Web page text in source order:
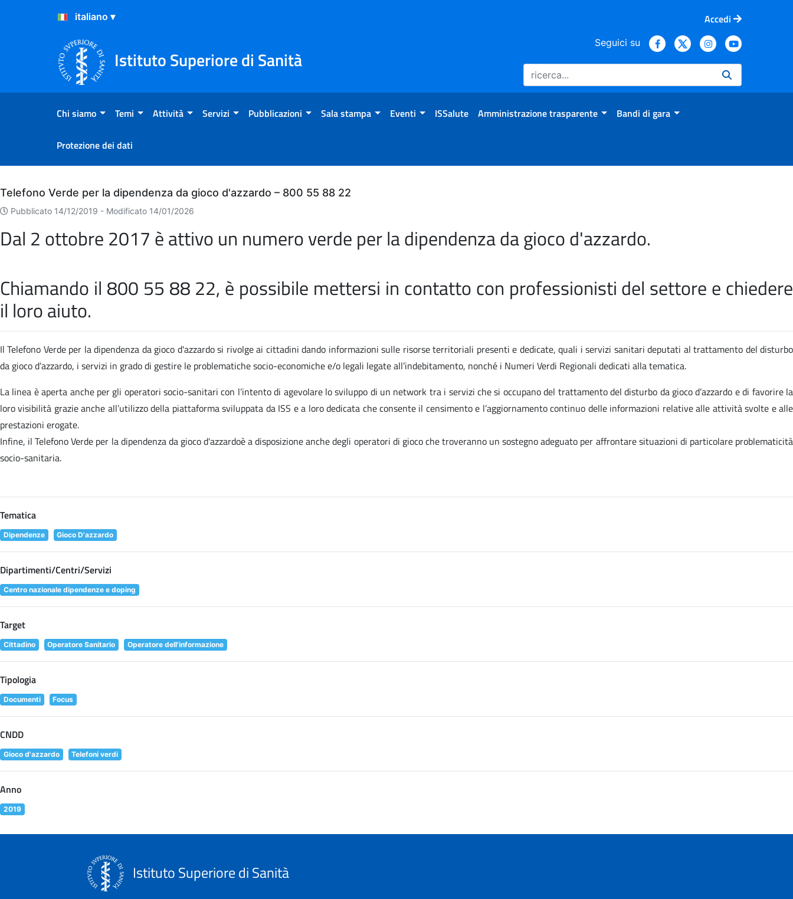
Salta al Contenuto
Salta al Footer
Accedi
Istituto Superiore di Sanità
Seguici su
Chi siamo Temi Attività Servizi Pubblicazioni Sala stampa Eventi ISSalute Amministrazione trasparente Bandi di gara
Protezione dei dati
Archivio
Telefono Verde per la dipendenza da gioco d'azzardo – 800 55 88 22
Pubblicato 14/12/2019 - Modificato 14/01/2026
Dal 2 ottobre 2017 è attivo un numero verde per la dipendenza da gioco d'azzardo.
Chiamando il 800 55 88 22, è possibile mettersi in contatto con professionisti del settore e chiedere
il loro aiuto.
Il Telefono Verde per la dipendenza da gioco d'azzardo si rivolge ai cittadini dando informazioni sulle risorse territoriali presenti e dedicate, quali i servizi sanitari deputati al trattamento del disturbo
da gioco d’azzardo, i servizi in grado di gestire le problematiche socio-economiche e/o legali legate all’indebitamento, nonché i Numeri Verdi Regionali dedicati alla tematica.
La linea è aperta anche per gli operatori socio-sanitari con l’intento di agevolare lo sviluppo di un network tra i servizi che si occupano del trattamento del disturbo da gioco d’azzardo e di favorire la
loro visibilità grazie anche all’utilizzo della piattaforma sviluppata da ISS e a loro dedicata che consente il censimento e l’aggiornamento continuo delle informazioni relative alle attività svolte e alle
prestazioni erogate.
Infine, il Telefono Verde per la dipendenza da gioco d'azzardoè a disposizione anche degli operatori di gioco che troveranno un sostegno adeguato per affrontare situazioni di particolare problematicità
socio-sanitaria.
Tematica
Dipendenze Gioco D'azzardo
Dipartimenti/Centri/Servizi
Centro nazionale dipendenze e doping
Target
Cittadino Operatore Sanitario Operatore dell'informazione
Tipologia
Documenti Focus
CNDD
Gioco d'azzardo Telefoni verdi
Anno
2019
Istituto Superiore di Sanità